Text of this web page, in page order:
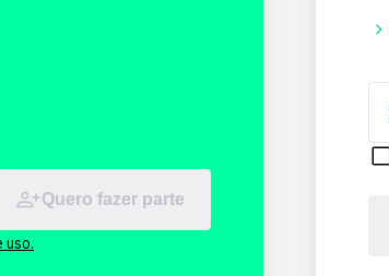
Quero fazer parte
uso.